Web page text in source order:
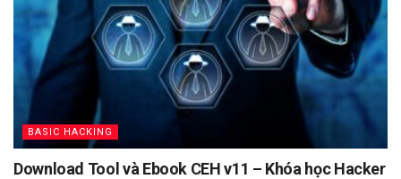
BASIC HACKING
Download Tool và Ebook CEH v11 – Khóa học Hacker